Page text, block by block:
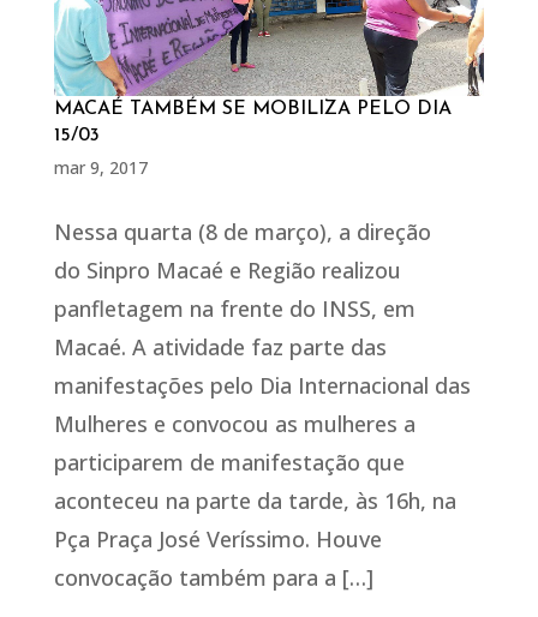
MACAÉ TAMBÉM SE MOBILIZA PELO DIA
15/03
mar 9, 2017
Nessa quarta (8 de março), a direção
do Sinpro Macaé e Região realizou
panfletagem na frente do INSS, em
Macaé. A atividade faz parte das
manifestações pelo Dia Internacional das
Mulheres e convocou as mulheres a
participarem de manifestação que
aconteceu na parte da tarde, às 16h, na
Pça Praça José Veríssimo. Houve
convocação também para a […]